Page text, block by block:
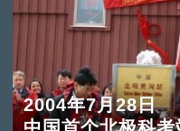
2004年7月28日